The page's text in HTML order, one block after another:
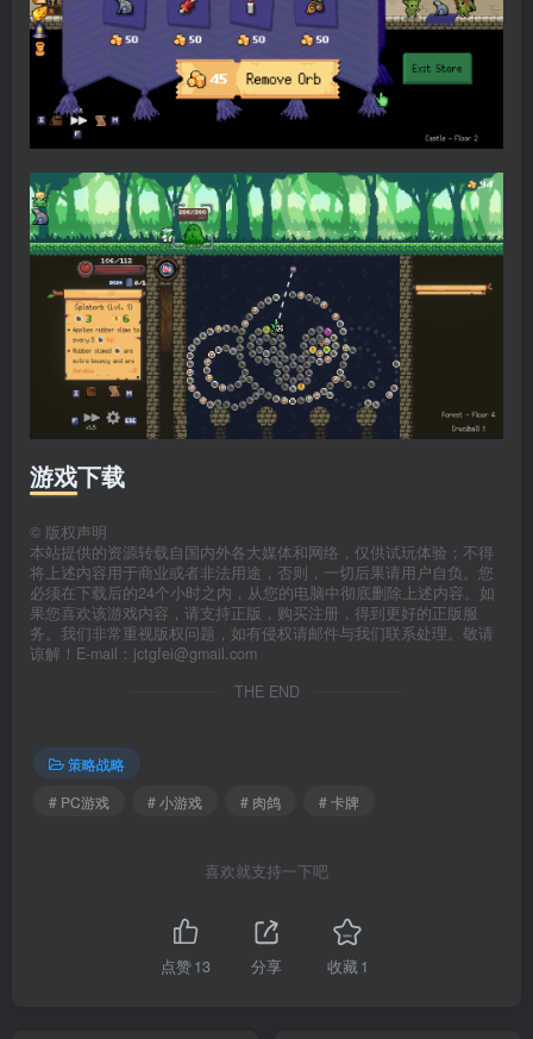
游戏下载
© 版权声明
本站提供的资源转载自国内外各大媒体和网络，仅供试玩体验；不得
将上述内容用于商业或者非法用途，否则，一切后果请用户自负。您
必须在下载后的24个小时之内，从您的电脑中彻底删除上述内容。如
果您喜欢该游戏内容，请支持正版，购买注册，得到更好的正版服
务。我们非常重视版权问题，如有侵权请邮件与我们联系处理。敬请
谅解！E-mail：jctgfei@gmail.com
THE END
策略战略
# PC游戏
# 小游戏 # 肉鸽 # 卡牌
喜欢就支持一下吧
点赞13 分享 收藏1